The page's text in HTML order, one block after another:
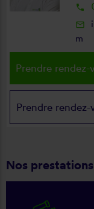
local_phone
mail_outline
m
Prendre
Prendre rendez-
Nos prestations